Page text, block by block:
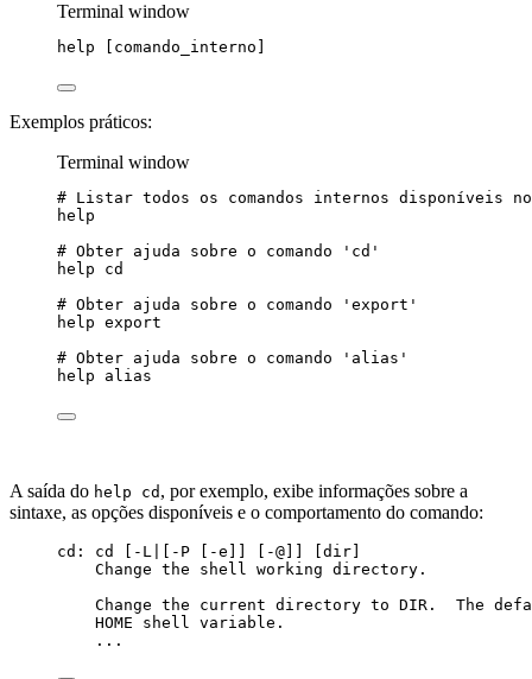
Terminal window
help [comando_interno]
Exemplos práticos:
Terminal window
# Listar todos os comandos internos disponíveis no
help
# Obter ajuda sobre o comando 'cd'
help
cd
# Obter ajuda sobre o comando 'export'
help export
# Obter ajuda sobre o comando 'alias'
help
alias
A saída do help cd , por exemplo, exibe informações sobre a
sintaxe, as opções disponíveis e o comportamento do comando:
cd: cd [-L|[-P [-e]] [-@]] [dir]
Change the shell working directory.
Change the current directory to DIR.  The
HOME shell variable.
...